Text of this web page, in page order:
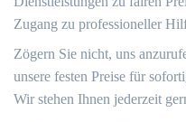
Zugang zu professioneller
Zögern Sie nicht, uns
unsere festen Preise für
Wir stehen Ihnen jederzeit